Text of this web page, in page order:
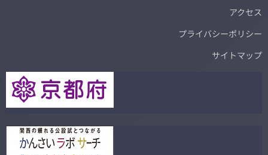
アクセス
プライバシーポリシー
サイトマップ